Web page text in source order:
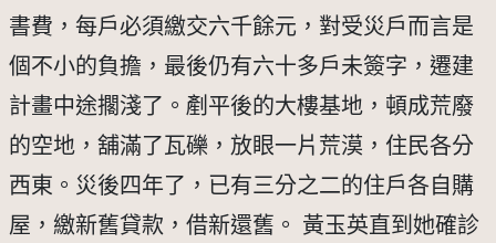
書費，每戶必須繳交六千餘元，對受災戶而言是
個不小的負擔，最後仍有六十多戶未簽字，遷建
計畫中途擱淺了。剷平後的大樓基地，頓成荒廢
的空地，舖滿了瓦礫，放眼一片荒漠，住民各分
西東。災後四年了，已有三分之二的住戶各自購
屋，繳新舊貸款，借新還舊。 黃玉英直到她確診